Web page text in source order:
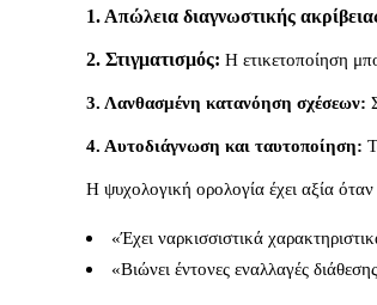
1. Απώλεια διαγνωστικής
2. Στιγματισμός: Η ετικετοποίηση
3. Λανθασμένη κατανόηση σχέσεων:
4. Αυτοδιάγνωση και ταυτοποίηση:
Η ψυχολογική ορολογία έχει αξία όταν
«Έχει ναρκισσιστικά
«Βιώνει έντονες εναλλαγές